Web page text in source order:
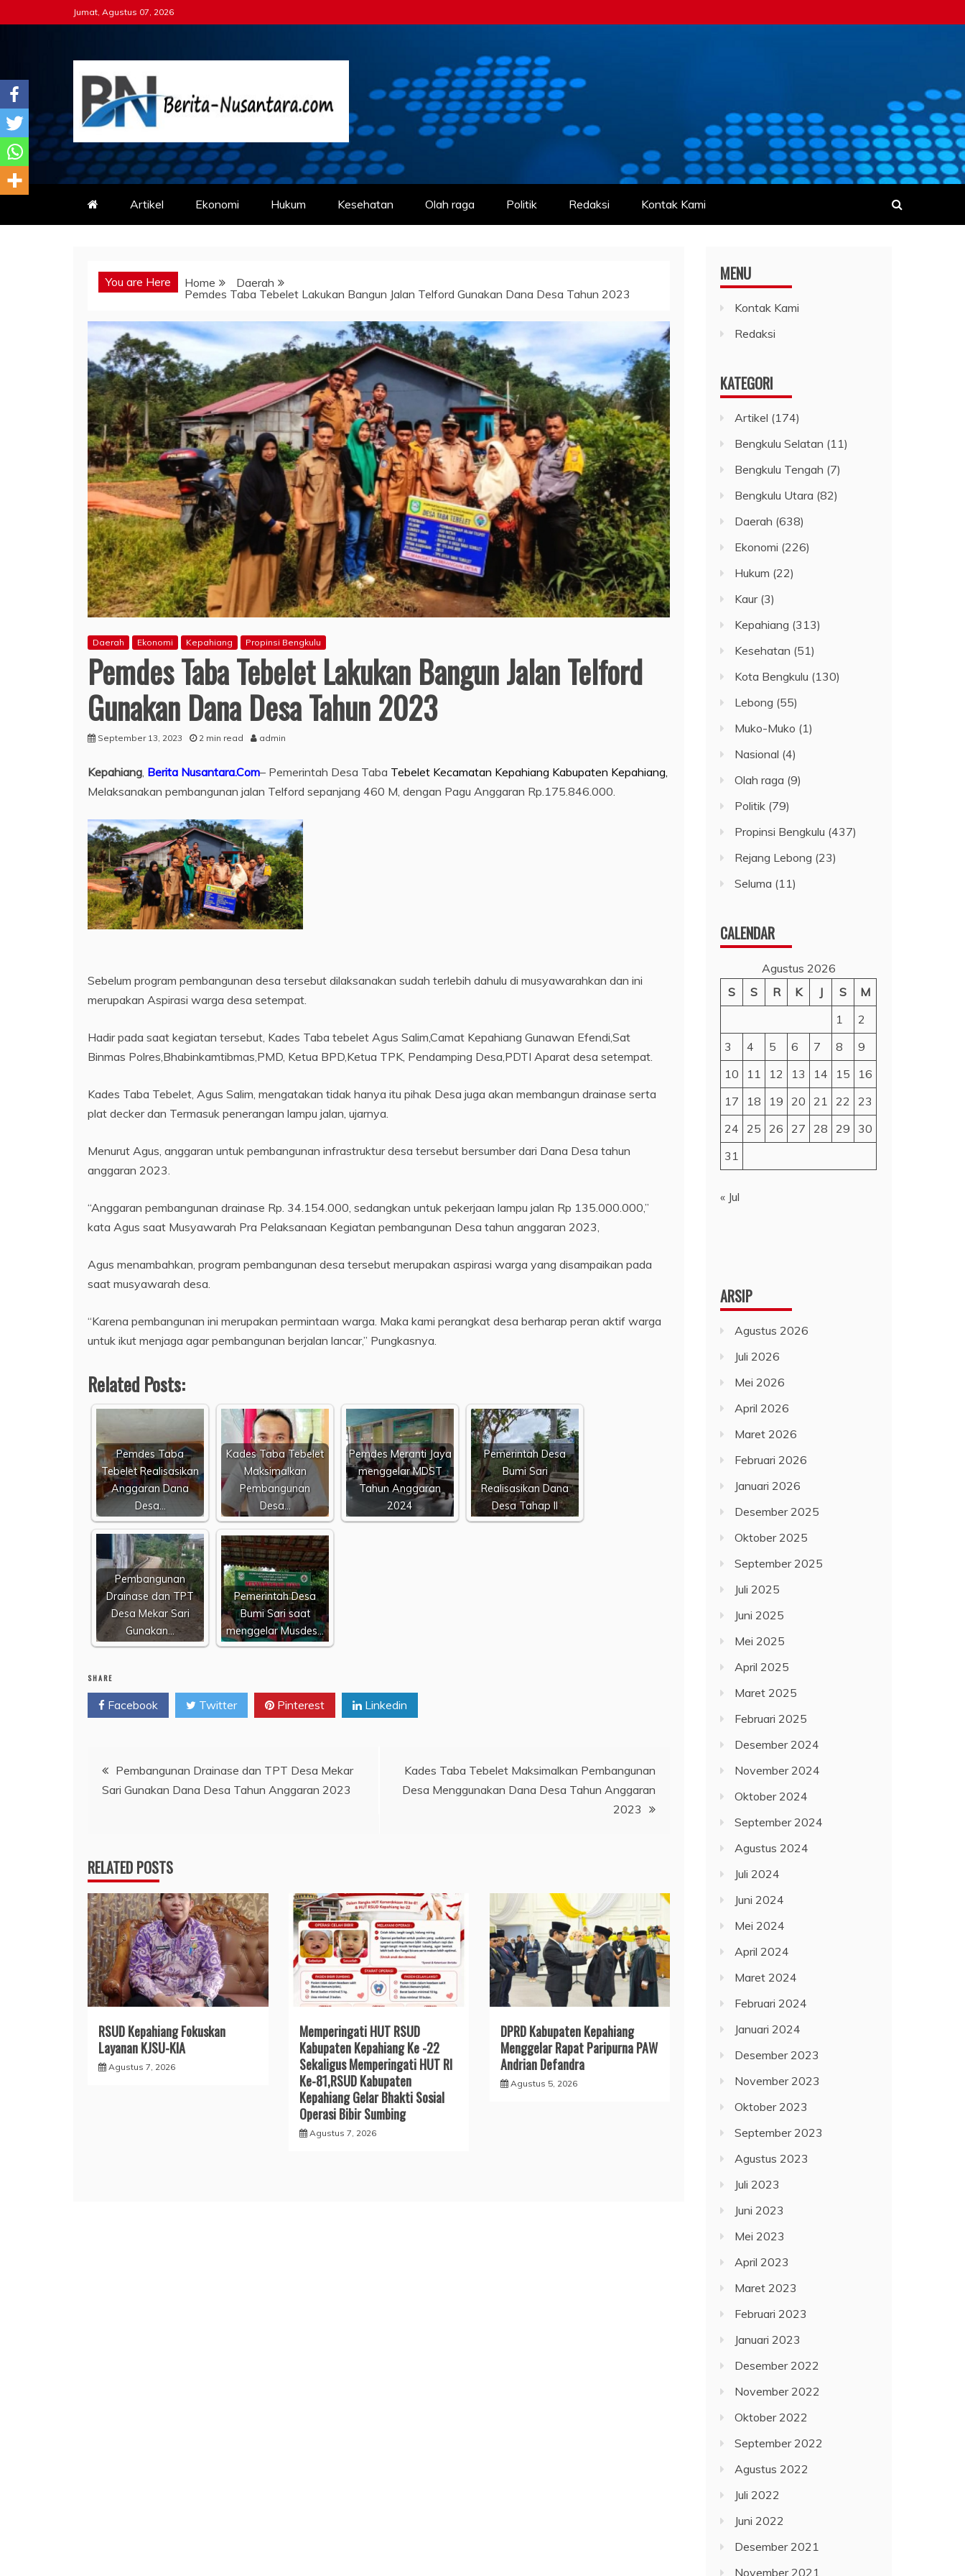
to
Jumat, Agustus 07, 2026
Berita-nusantara.com
Kabar Nusantara Terpercaya
Artikel Ekonomi Hukum Kesehatan Olah raga Politik Redaksi Kontak Kami
You are Here Home
Daerah
Pemdes Taba Tebelet Lakukan Bangun Jalan Telford Gunakan Dana Desa Tahun 2023
Daerah Ekonomi Kepahiang Propinsi Bengkulu
Pemdes Taba Tebelet Lakukan Bangun Jalan Telford
Gunakan Dana Desa Tahun 2023
September 13, 2023 2 min read admin
Kepahiang, Berita Nusantara.Com– Pemerintah Desa Taba Tebelet Kecamatan Kepahiang Kabupaten Kepahiang,
Melaksanakan pembangunan jalan Telford sepanjang 460 M, dengan Pagu Anggaran Rp.175.846.000.
Sebelum program pembangunan desa tersebut dilaksanakan sudah terlebih dahulu di musyawarahkan dan ini
merupakan Aspirasi warga desa setempat.
Hadir pada saat kegiatan tersebut, Kades Taba tebelet Agus Salim,Camat Kepahiang Gunawan Efendi,Sat
Binmas Polres,Bhabinkamtibmas,PMD, Ketua BPD,Ketua TPK, Pendamping Desa,PDTI Aparat desa setempat.
Kades Taba Tebelet, Agus Salim, mengatakan tidak hanya itu pihak Desa juga akan membangun drainase serta
plat decker dan Termasuk penerangan lampu jalan, ujarnya.
Menurut Agus, anggaran untuk pembangunan infrastruktur desa tersebut bersumber dari Dana Desa tahun
anggaran 2023.
“Anggaran pembangunan drainase Rp. 34.154.000, sedangkan untuk pekerjaan lampu jalan Rp 135.000.000,”
kata Agus saat Musyawarah Pra Pelaksanaan Kegiatan pembangunan Desa tahun anggaran 2023,
Agus menambahkan, program pembangunan desa tersebut merupakan aspirasi warga yang disampaikan pada
saat musyawarah desa.
“Karena pembangunan ini merupakan permintaan warga. Maka kami perangkat desa berharap peran aktif warga
untuk ikut menjaga agar pembangunan berjalan lancar,” Pungkasnya.
Related Posts:
Pemdes Taba
Tebelet Realisasikan
Anggaran Dana
Desa…
Kades Taba Tebelet
Maksimalkan
Pembangunan
Desa…
Pemdes Meranti Jaya
menggelar MDST
Tahun Anggaran
2024
Pemerintah Desa
Bumi Sari
Realisasikan Dana
Desa Tahap II
Pembangunan
Drainase dan TPT
Desa Mekar Sari
Gunakan…
Pemerintah Desa
Bumi Sari saat
menggelar Musdes…
SHARE
Facebook Twitter Pinterest Linkedin
Navigasi
pos
Pembangunan Drainase dan TPT Desa Mekar
Sari Gunakan Dana Desa Tahun Anggaran 2023
Kades Taba Tebelet Maksimalkan Pembangunan
Desa Menggunakan Dana Desa Tahun Anggaran
2023
RELATED POSTS
RSUD Kepahiang Fokuskan
Layanan KJSU-KIA
Agustus 7, 2026
Memperingati HUT RSUD
Kabupaten Kepahiang Ke -22
Sekaligus Memperingati HUT RI
Ke-81,RSUD Kabupaten
Kepahiang Gelar Bhakti Sosial
Operasi Bibir Sumbing
Agustus 7, 2026
DPRD Kabupaten Kepahiang
Menggelar Rapat Paripurna PAW
Andrian Defandra
Agustus 5, 2026
MENU
Kontak Kami
Redaksi
KATEGORI
Artikel (174)
Bengkulu Selatan (11)
Bengkulu Tengah (7)
Bengkulu Utara (82)
Daerah (638)
Ekonomi (226)
Hukum (22)
Kaur(3)
Kepahiang (313)
Kesehatan (51)
Kota Bengkulu (130)
Lebong (55)
Muko-Muko (1)
Nasional (4)
Olah raga (9)
Politik (79)
Propinsi Bengkulu (437)
Rejang Lebong (23)
Seluma (11)
CALENDAR
Agustus 2026
S
S R K J S
M
1
2
3
4 5 6 7 8
9
10
11 12 13 14 15
16
17
18 19 20 21 22
23
24
25 26 27 28 29
30
31
« Jul
ARSIP
Agustus 2026
Juli 2026
Mei 2026
April 2026
Maret 2026
Februari 2026
Januari 2026
Desember 2025
Oktober 2025
September 2025
Juli 2025
Juni 2025
Mei 2025
April 2025
Maret 2025
Februari 2025
Desember 2024
November 2024
Oktober 2024
September 2024
Agustus 2024
Juli 2024
Juni 2024
Mei 2024
April 2024
Maret 2024
Februari 2024
Januari 2024
Desember 2023
November 2023
Oktober 2023
September 2023
Agustus 2023
Juli 2023
Juni 2023
Mei 2023
April 2023
Maret 2023
Februari 2023
Januari 2023
Desember 2022
November 2022
Oktober 2022
September 2022
Agustus 2022
Juli 2022
Juni 2022
Desember 2021
November 2021